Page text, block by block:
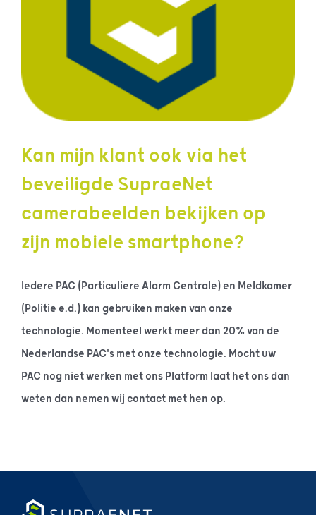
Kan mijn klant ook via het
beveiligde SupraeNet
camerabeelden bekijken op
zijn mobiele smartphone?
Iedere PAC (Particuliere Alarm Centrale) en Meldkamer
(Politie e.d.) kan gebruiken maken van onze
technologie. Momenteel werkt meer dan 20% van de
Nederlandse PAC's met onze technologie. Mocht uw
PAC nog niet werken met ons Platform laat het ons dan
weten dan nemen wij contact met hen op.